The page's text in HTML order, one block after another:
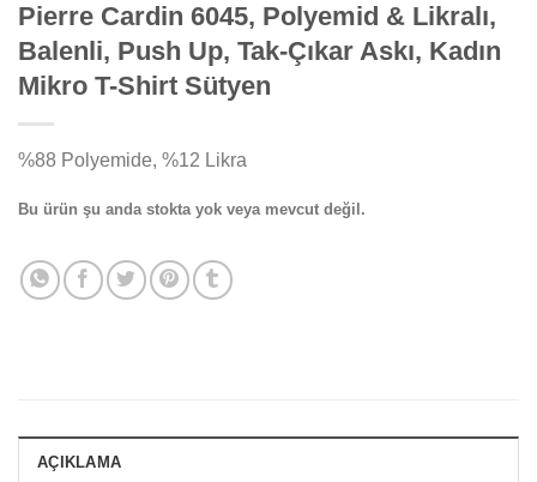
Pierre Cardin 6045, Polyemid & Likralı,
Balenli, Push Up, Tak-Çıkar Askı, Kadın
Mikro T-Shirt Sütyen
%88 Polyemide, %12 Likra
Bu ürün şu anda stokta yok veya mevcut değil.
AÇIKLAMA